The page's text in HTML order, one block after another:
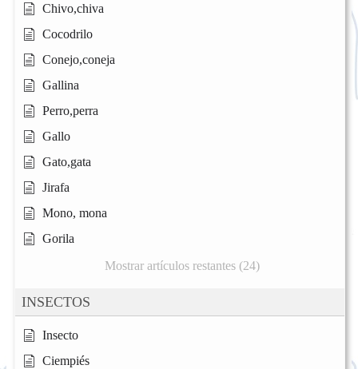
Chivo,chiva
Cocodrilo
Conejo,coneja
Gallina
Perro,perra
Gallo
Gato,gata
Jirafa
Mono, mona
Gorila
Mostrar artículos restantes (24)
INSECTOS
Insecto
Ciempiés